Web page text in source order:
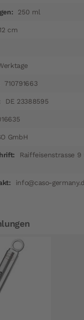
250 ml
cm
710791663
DE 23388595
GmbH
Raiffeisenstrasse 9
info@caso-